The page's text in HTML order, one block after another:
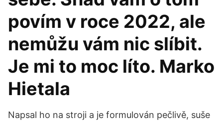
povím v roce 2022, ale
nemůžu vám nic slíbit.
Je mi to moc líto. Marko
Hietala
Napsal ho na stroji a je formulován pečlivě, suše